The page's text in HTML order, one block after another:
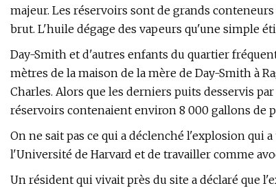
majeur. Les réservoirs sont de grands
brut. L'huile dégage des vapeurs qu'une simple
Day-Smith et d'autres enfants du quartier
mètres de la maison de la mère de Day-Smith à
Charles. Alors que les derniers puits desservis
réservoirs contenaient environ 8 000 gallons de
On ne sait pas ce qui a déclenché l'explosion qui
l'Université de Harvard et de travailler comme
Un résident qui vivait près du site a déclaré que